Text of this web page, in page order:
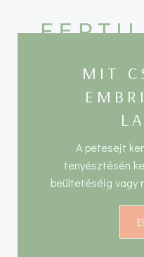
MIT
A petesejt
tenyésztésén
beültetéséig vagy